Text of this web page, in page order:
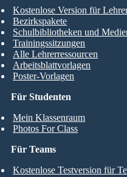
Für Studenten
Mein Klassenraum
Photos For Class
Kostenlose Version für
Bezirkspakete
Schulbibliotheken und
Trainingssitzungen
Alle Lehrerressourcen
Arbeitsblattvorlagen
Poster-Vorlagen
Für Teams
Kostenlose Testversion für